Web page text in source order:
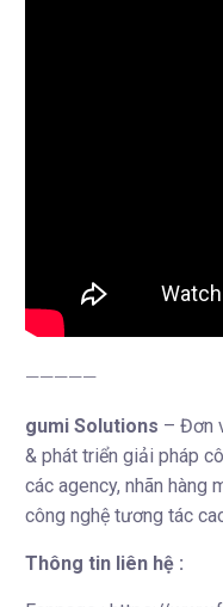
—————
gumi Solutions – Đơn
& phát triển giải pháp
các agency, nhãn hàng
công nghệ tương tác
Thông tin liên hệ :